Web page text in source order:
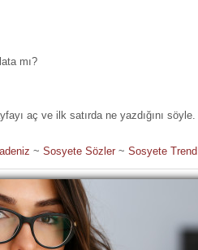
mı?
aç ve ilk satırda ne yazdığını söyle.
~ Sosyete Sözler ~ Sosyete Trend